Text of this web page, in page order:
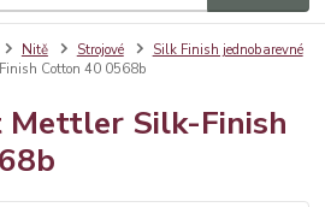
Nitě Strojové
Silk Finish jednobarevné
Cotton 40 0568b
Silk-Finish